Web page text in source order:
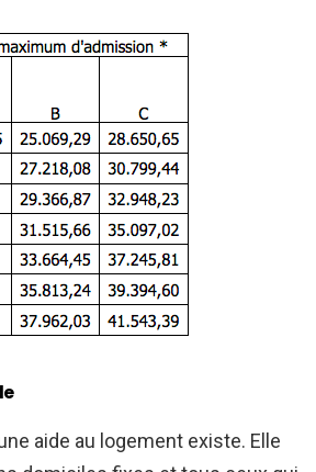
aide au logement existe. Elle